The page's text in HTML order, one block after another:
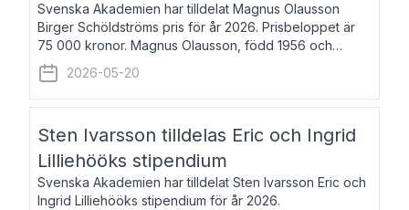
Svenska Akademien har tilldelat Magnus Olausson
Birger Schöldströms pris för år 2026. Prisbeloppet är
75 000 kronor. Magnus Olausson, född 1956 och
bosatt i Stockholm, är konstvetare, museiman och
hovman. Han disputerade 1993 vid Uppsala un
2026-05-20
Sten Ivarsson tilldelas Eric och Ingrid
Lilliehööks stipendium
Svenska Akademien har tilldelat Sten Ivarsson Eric och
Ingrid Lilliehööks stipendium för år 2026.